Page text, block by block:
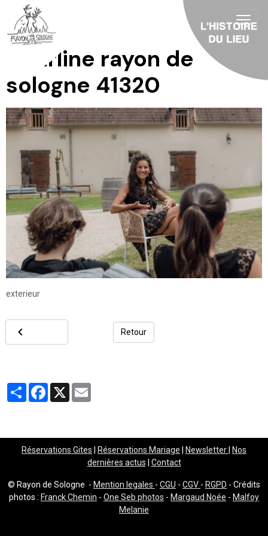
Charline rayon de
sologne 41320
exterieur
Retour
PartagerFacebook
X
Réservations Gites Réservations Mariage Newsletter
Nos
dernières actus
Contact
© Rayon de Sologne - Mention legales - CGU - CGV - RGPD - Crédits
photos : Franck Chemin - One Seb photos - Margaud Noée - Malfoy
Melanie